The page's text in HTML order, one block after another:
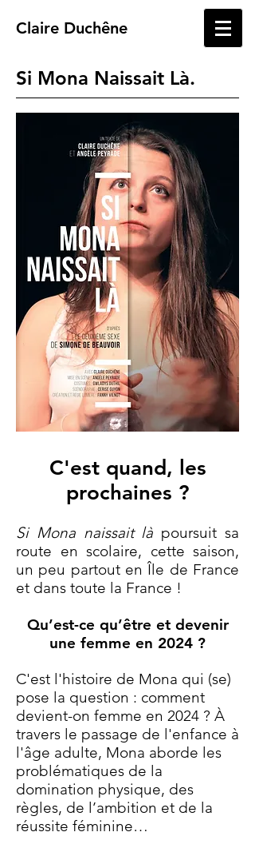
Claire Duchêne
Si Mona Naissait Là.
C'est quand, les
prochaines ?
Si Mona naissait là poursuit sa
route en scolaire, cette saison,
un peu partout en Île de France
et dans toute la France !
Qu’est-ce qu’être et devenir
une femme en 2024 ?
C'est l'histoire de Mona qui (se)
pose la question : comment
devient-on femme en 2024 ? À
travers le passage de l'enfance à
l'âge adulte, Mona aborde les
problématiques de la
domination physique, des
règles, de l’ambition et de la
réussite féminine…